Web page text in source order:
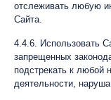
отслеживать любую
Сайта.
4.4.6. Использовать
запрещенных
подстрекать к любой
деятельности,